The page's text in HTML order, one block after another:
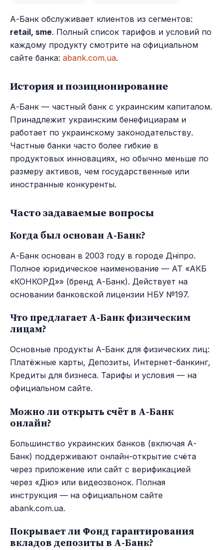
А-Банк обслуживает клиентов из сегментов:
retail, sme. Полный список тарифов и условий по
каждому продукту смотрите на официальном
сайте банка: abank.com.ua.
История и позиционирование
А-Банк — частный банк с украинским капиталом.
Принадлежит украинским бенефициарам и
работает по украинскому законодательству.
Частные банки часто более гибкие в
продуктовых инновациях, но обычно меньше по
размеру активов, чем государственные или
иностранные конкуренты.
Часто задаваемые вопросы
Когда был основан А-Банк?
А-Банк основан в 2003 году в городе Дніпро.
Полное юридическое наименование — АТ «АКБ
«КОНКОРД»» (бренд А-Банк). Действует на
основании банковской лицензии НБУ №197.
Что предлагает А-Банк физическим
лицам?
Основные продукты А-Банк для физических лиц:
Платёжные карты, Депозиты, Интернет-банкинг,
Кредиты для бизнеса. Тарифы и условия — на
официальном сайте.
Можно ли открыть счёт в А-Банк
онлайн?
Большинство украинских банков (включая А-
Банк) поддерживают онлайн-открытие счёта
через приложение или сайт с верификацией
через «Дію» или видеозвонок. Полная
инструкция — на официальном сайте
abank.com.ua.
Покрывает ли Фонд гарантирования
вкладов депозиты в А-Банк?